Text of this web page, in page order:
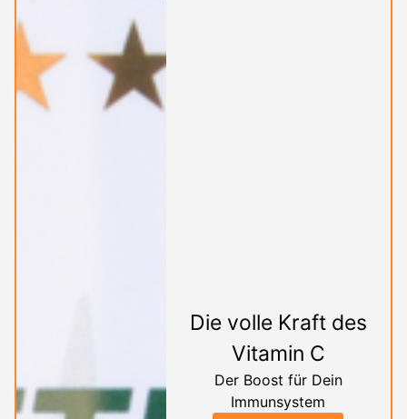
Die volle Kraft des
Vitamin C
Der Boost für Dein
Immunsystem